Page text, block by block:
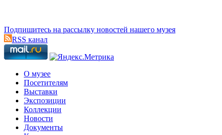
Подпишитесь на рассылку новостей нашего музея
RSS канал
О музее
Посетителям
Выставки
Экспозиции
Коллекции
Новости
Документы